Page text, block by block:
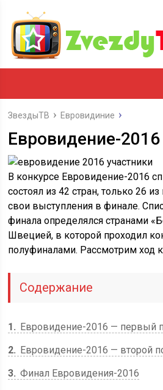
ЗвездыТВ Евровидиние
Евровидение-
В конкурсе Евровидение-2016
состоял из 42 стран, только 26
свои выступления в финале.
финала определялся странами
Швецией, в которой проходил
полуфиналами. Рассмотрим ход
Содержание
1
Евровидение-2016 — первый
2
Евровидение-2016 — второй
3 Финал Евровидения-2016